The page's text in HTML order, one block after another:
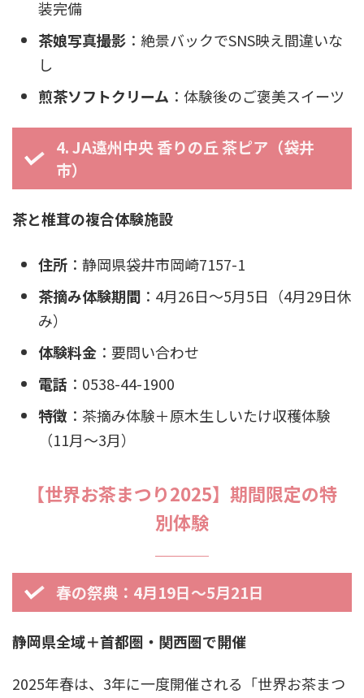
装完備
茶娘写真撮影 ：絶景バックでSNS映え間違いな
し
煎茶ソフトクリーム ：体験後のご褒美スイーツ
4. JA遠州中央 香りの丘 茶ピア（袋井
市）
茶と椎茸の複合体験施設
住所 ：静岡県袋井市岡崎7157-1
茶摘み体験期間 ：4月26日〜5月5日（4月29日休
み）
体験料金 ：要問い合わせ
電話 ：0538-44-1900
特徴 ：茶摘み体験＋原木生しいたけ収穫体験
（11月〜3月）
【世界お茶まつり2025】期間限定の特
別体験
春の祭典：4月19日〜5月21日
静岡県全域＋首都圏・関西圏で開催
2025年春は、3年に一度開催される「世界お茶まつ